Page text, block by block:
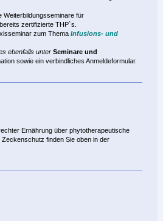
Weiterbildungsseminare für
zertifizierte THP`s.
zum Thema Infusions- und
ebenfalls unter Seminare und
sowie ein verbindliches Anmeldeformular.
Ernährung über phytotherapeutische
finden Sie oben in der